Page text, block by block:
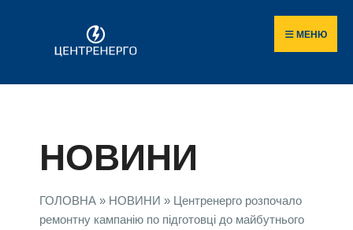
МЕНЮ
НОВИНИ
ГОЛОВНА » НОВИНИ » Центренерго розпочало
ремонтну кампанію по підготовці до майбутнього